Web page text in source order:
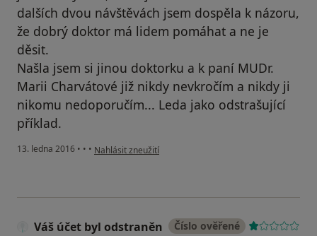
dalších dvou návštěvách jsem dospěla k názoru,
že dobrý doktor má lidem pomáhat a ne je
děsit.
Našla jsem si jinou doktorku a k paní MUDr.
Marii Charvátové již nikdy nevkročím a nikdy ji
nikomu nedoporučím... Leda jako odstrašující
příklad.
13. ledna 2016 • • • podle názoru uživatele Váš účet byl odstraněn
Nahlásit zneužití
Váš účet byl odstraněn Číslo ověřené